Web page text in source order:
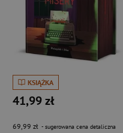
KSIĄŻKA
41,99 zł
69,99 zł - sugerowana cena detaliczna